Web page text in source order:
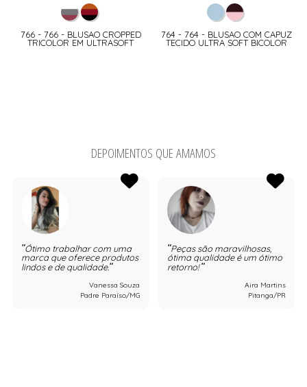
766 - 766 - BLUSAO CROPPED
TRICOLOR EM ULTRASOFT
764 - 764 - BLUSAO COM CAPUZ
TECIDO ULTRA SOFT BICOLOR
DEPOIMENTOS QUE AMAMOS
Ótimo trabalhar com uma
marca que oferece produtos
lindos e de qualidade.
Vanessa Souza
Padre Paraíso/MG
Peças são maravilhosas,
ótima qualidade é um ótimo
retorno!
Aira Martins
Pitanga/PR